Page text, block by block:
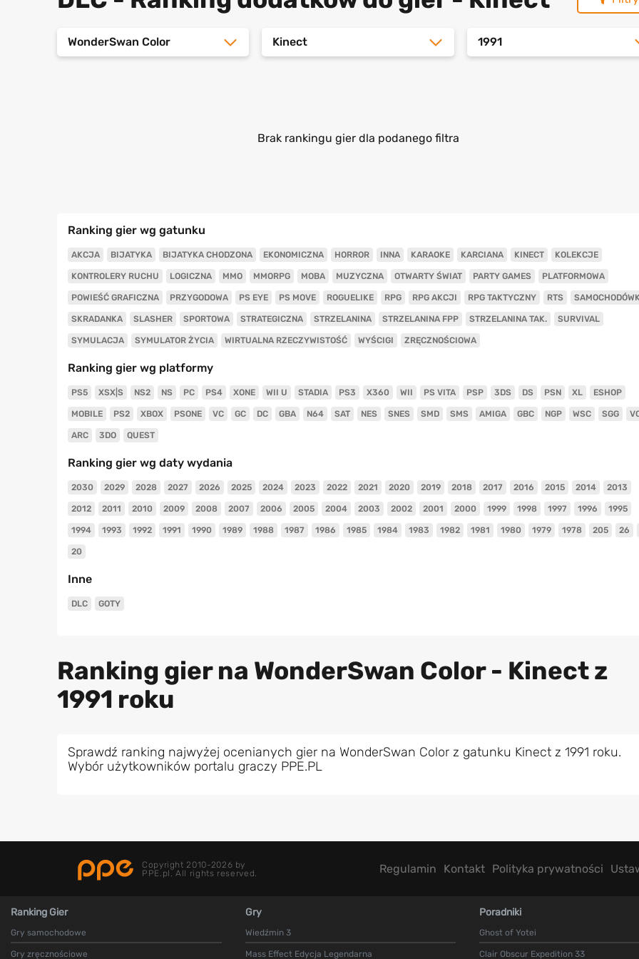
WonderSwan Color Kinect 1991
Brak rankingu gier dla podanego filtra
Ranking gier wg gatunku
AKCJA BIJATYKA BIJATYKA CHODZONA EKONOMICZNA HORROR INNA KARAOKE KARCIANA KINECT KOLEKCJE
KONTROLERY RUCHU LOGICZNA MMO MMORPG MOBA MUZYCZNA OTWARTY ŚWIAT PARTY GAMES PLATFORMOWA
POWIEŚĆ GRAFICZNA PRZYGODOWA PS EYE PS MOVE ROGUELIKE RPG RPG AKCJI RPG TAKTYCZNY RTS
SKRADANKA SLASHER SPORTOWA STRATEGICZNA STRZELANINA STRZELANINA FPP STRZELANINA TAK. SURVIVAL
SYMULACJA SYMULATOR ŻYCIA WIRTUALNA RZECZYWISTOŚĆ WYŚCIGI ZRĘCZNOŚCIOWA
Ranking gier wg platformy
PS5 XSX|S NS2 NS PC PS4 XONE WII U STADIA PS3 X360 WII PS VITA PSP 3DS DS PSN XL ESHOP
MOBILE PS2 XBOX PSONE VC GC DC GBA N64 SAT NES SNES SMD SMS AMIGA GBC NGP WSC SGG
ARC 3DO QUEST
Ranking gier wg daty wydania
2030 2029 2028 2027 2026 2025 2024 2023 2022 2021 2020 2019 2018 2017 2016 2015 2014 2013
2012 2011 2010 2009 2008 2007 2006 2005 2004 2003 2002 2001 2000 1999 1998 1997 1996 1995
1994 1993 1992 1991 1990 1989 1988 1987 1986 1985 1984 1983 1982 1981 1980 1979 1978 205 26
20
Inne
DLC GOTY
Ranking gier na WonderSwan Color - Kinect z
1991 roku
Sprawdź ranking najwyżej ocenianych gier na WonderSwan Color z gatunku Kinect z 1991 roku.
Wybór użytkowników portalu graczy PPE.PL
Copyright 2010-2026 by
PPE.pl. All rights reserved.
Regulamin Kontakt Polityka prywatności
Ranking Gier
Gry samochodowe
Gry zręcznościowe
Gry
Wiedźmin 3
Mass Effect Edycja Legendarna
Poradniki
Ghost of Yotei
Clair Obscur Expedition 33